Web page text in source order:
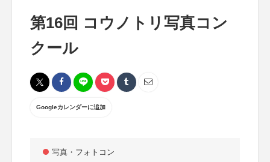
第16回 コウノトリ写真コン
クール
Googleカレンダーに追加
写真・フォトコン